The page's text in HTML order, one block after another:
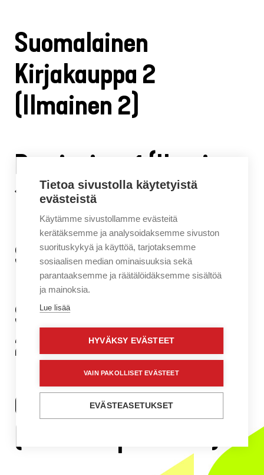
Suomalainen
Kirjakauppa 2
(Ilmainen 2)
Partioaitta 1 (Ilmainen
1)
Sellosali 1 (Ilmainen 1)
Sellosali 2 (Ilmainen
2)
Galleria Aarni 2
(Ilmainen palvelu 4)
Tietoa sivustolla käytetyistä
evästeistä
Käytämme sivustollamme evästeitä
kerätäksemme ja analysoidaksemme sivuston
suorituskykyä ja käyttöä, tarjotaksemme
sosiaalisen median ominaisuuksia sekä
parantaaksemme ja räätälöidäksemme sisältöä
ja mainoksia.
Lue lisää
HYVÄKSY EVÄSTEET
VAIN PAKOLLISET EVÄSTEET
EVÄSTEASETUKSET